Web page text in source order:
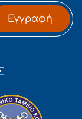
Εγγραφή